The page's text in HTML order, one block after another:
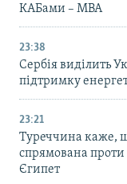
КАБами – МВА
23:38
Сербія виділить
підтримку
23:21
Туреччина каже,
спрямована проти
Єгипет